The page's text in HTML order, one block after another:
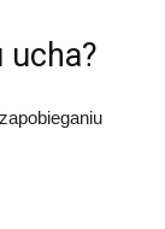
ucha?